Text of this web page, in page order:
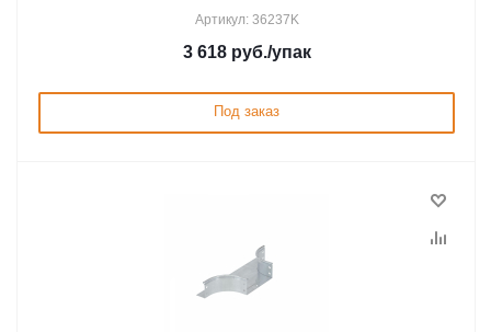
Артикул: 36237K
3 618руб./упак
Под заказ